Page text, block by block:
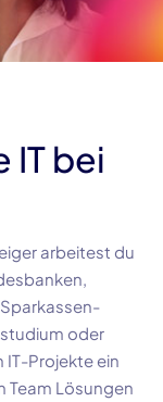
IT bei
arbeitest du
oder
IT-Projekte ein
Team Lösungen